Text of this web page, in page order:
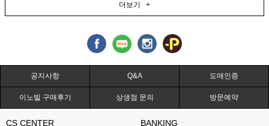
더보기 +
공지사항 Q&A 도매인증
이노빌 구매후기 상생점 문의 방문예약
CS CENTER BANKING